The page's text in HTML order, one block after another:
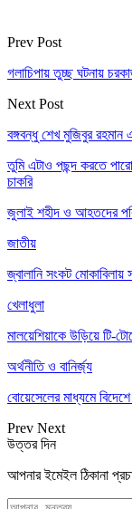
Prev Post
গলাচিপায় তুচ্ছ ঘটনায়
Next Post
বঙ্গবন্ধু শেখ মুজিবুর রহমান
তুমি এটাও পছন্দ করতে পারো
চাকরি
জুলাই শহীদ ও আহতদের
জাতীয়
জ্বালানি সংকট মোকাবিলায়
খেলাধুলা
মালয়েশিয়াকে উড়িয়ে টি-
অর্থনীতি ও বানির্জ্য
বোয়েসেলের মাধ্যমে
Prev Next
উত্তর দিন
আপনার ইমেইল ঠিকানা